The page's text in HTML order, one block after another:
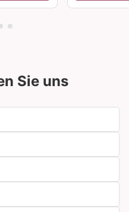
Sie uns